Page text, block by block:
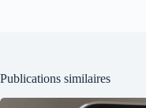
Publications similaires